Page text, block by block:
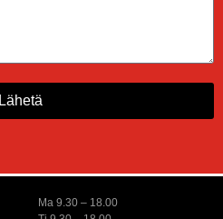
Lähetä
Ma 9.30 – 18.00